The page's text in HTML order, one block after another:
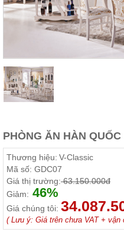
Thất
Phòng
Bàn
trà...
Nội
Phòng
Giường
áo, bàn
trang
điểm
Nội
Thất
PHÒNG ĂN HÀN
Thương hiệu: V-Classic
Mã số: GDC07
Giá thị trường:63.150.000đ
Giảm: 46%
Giá chúng tôi:
( Lưu ý: Giá trên chưa VAT + vận